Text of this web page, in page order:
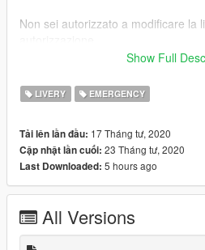
Non sei autorizzato a modificare la
per informazioni scrivimi in privato
"WARNING"
authorization.
For info write me in private
[ITA]
Se apprezzi i miei lavori passa dal
lasciami un follow, grazie!!
Show Full
LIVERY EMERGENCY
Tải lên lần đầu: 17 Tháng tư, 2020
Cập nhật lần cuối: 23 Tháng tư, 2020
Last Downloaded: 5 hours ago
All Versions